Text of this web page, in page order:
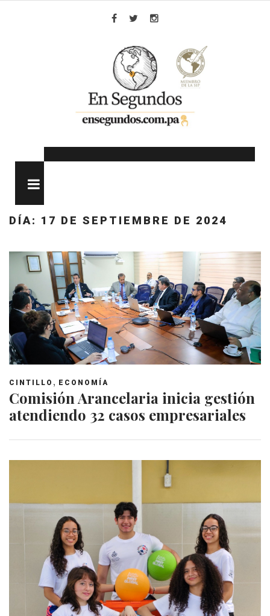
DÍA: 17 DE SEPTIEMBRE DE 2024
CINTILLO , ECONOMÍA
Comisión Arancelaria inicia gestión
atendiendo 32 casos empresariales